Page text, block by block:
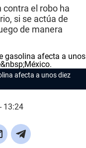
contra el robo ha
si se actúa de
de manera
afecta a unos diez
13:24